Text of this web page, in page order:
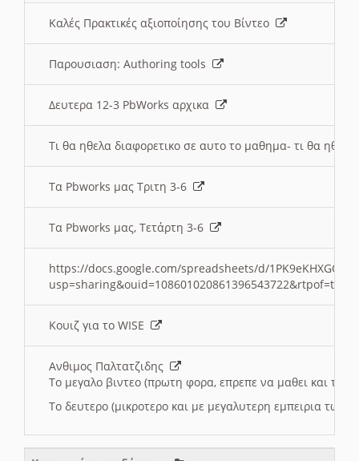
Καλές Πρακτικές αξιοποίησης του Βίντεο
Παρουσιαση: Authoring tools
Δευτερα 12-3 PbWorks αρχικα
Τι θα ηθελα διαφορετικο σε αυτο το μαθημα- τι θα
Τα Pbworks μας Τριτη 3-6
Τα Pbworks μας, Τετάρτη 3-6
https://docs.google.com/spreadsheets/d/
Κουιζ για το WISE
Ανθιμος Παλτατζιδης
Το μεγαλο βιντεο (πρωτη φορα, επρεπε να μαθει και το
Το δευτερο (μικροτερο και με μεγαλυτερη εμπειρια